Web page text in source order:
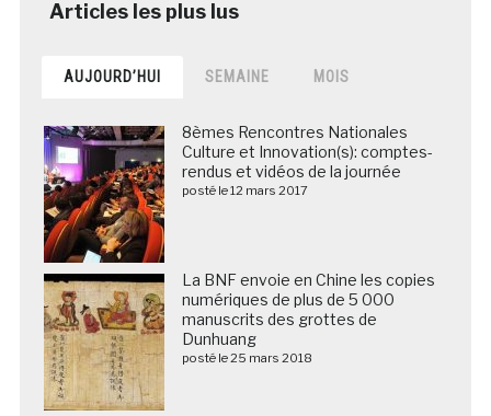
AUJOURD’HUI SEMAINE MOIS
8èmes Rencontres Nationales
Culture et Innovation(s): comptes-
rendus et vidéos de la journée
posté le 12 mars 2017
La BNF envoie en Chine les copies
numériques de plus de 5 000
manuscrits des grottes de
Dunhuang
posté le 25 mars 2018